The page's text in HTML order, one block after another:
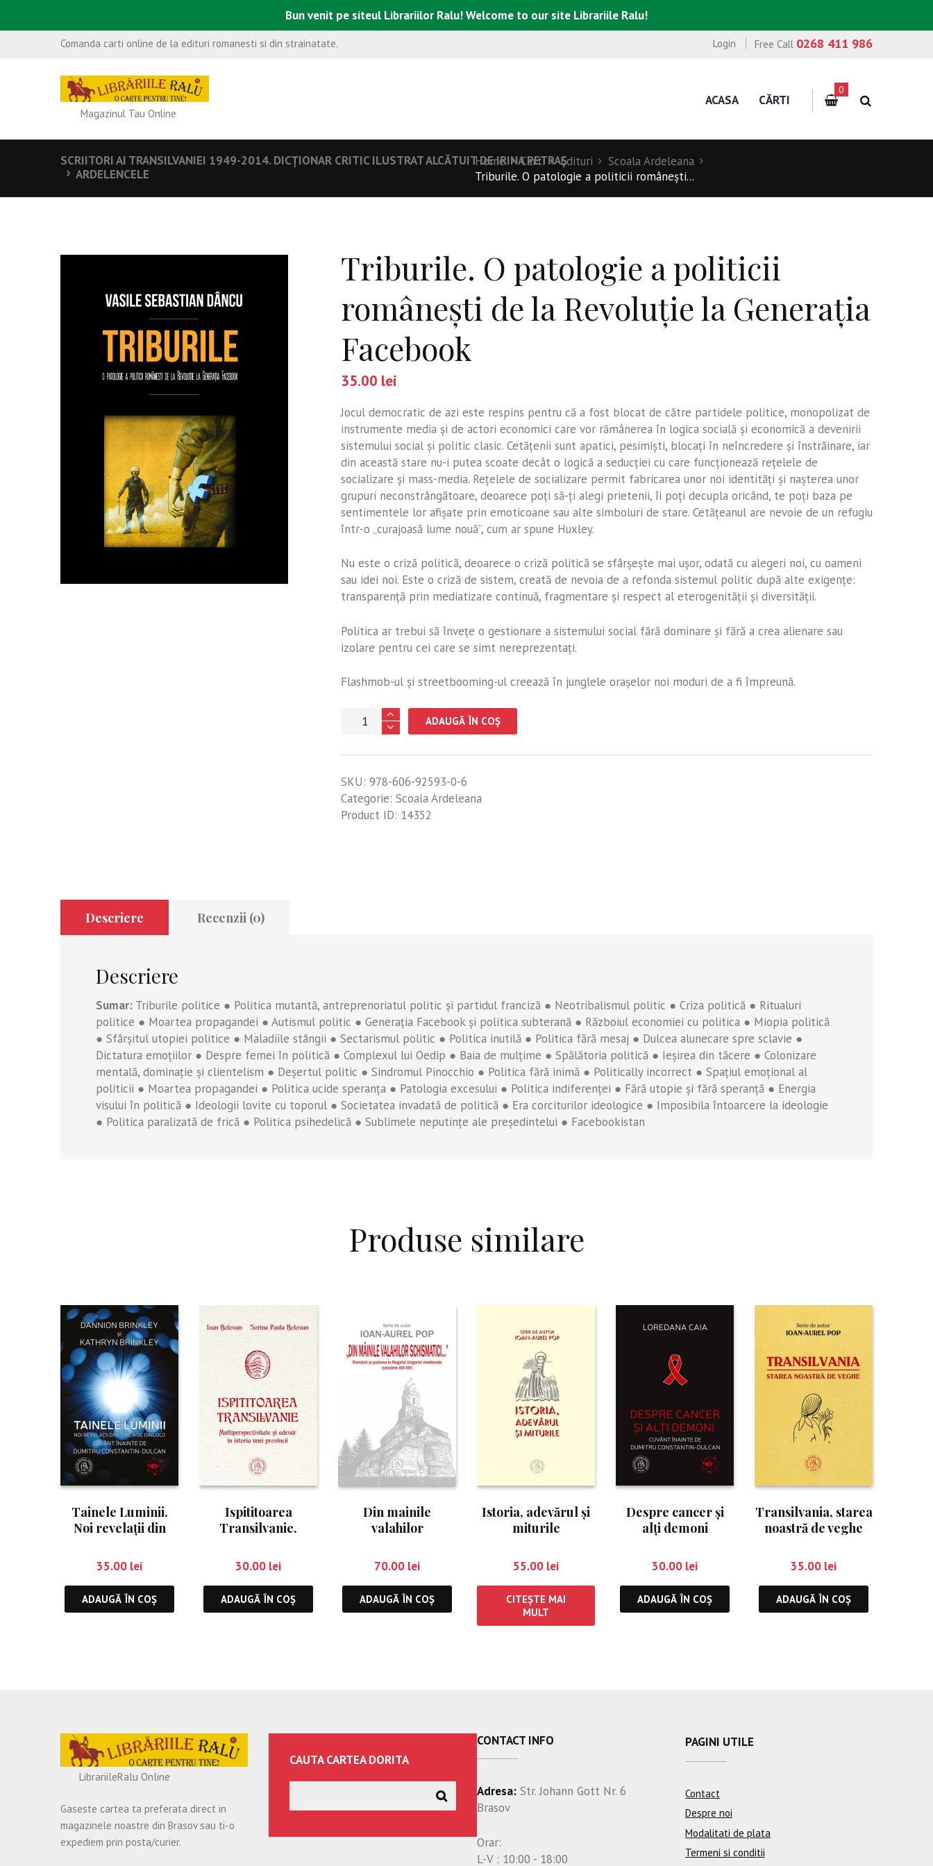
Bun venit pe siteul Librariilor Ralu! Welcome to our site Librariile Ralu!
Comanda carti online de la edituri romanesti si din strainatate. Free Call 0268 411 986
Login
Magazinul Tau Online
ACASA CĂRTI
0
SCRIITORI AI TRANSILVANIEI 1949-2014. DICȚIONAR CRITIC ILUSTRAT ALCĂTUIT DE IRINA PETRAȘ
ARDELENCELE
Home Carti Edituri
Scoala Ardeleana
Triburile. O patologie a politicii româneşti...
Triburile. O patologie a politicii
româneşti de la Revoluţie la Generaţia
Facebook
35.00 lei
Jocul democratic de azi este respins pentru că a fost blocat de către partidele politice, monopolizat de
instrumente media şi de actori economici care vor rămânerea în logica socială şi economică a devenirii
sistemului social şi politic clasic. Cetăţenii sunt apatici, pesimişti, blocaţi în neîncredere şi înstrăinare, iar
din această stare nu-i putea scoate decât o logică a seducţiei cu care funcţionează reţelele de
socializare şi mass-media. Reţelele de socializare permit fabricarea unor noi identităţi şi naşterea unor
grupuri neconstrângătoare, deoarece poţi să-ţi alegi prietenii, îi poţi decupla oricând, te poţi baza pe
sentimentele lor afişate prin emoticoane sau alte simboluri de stare. Cetăţeanul are nevoie de un refugiu
într-o „curajoasă lume nouă”, cum ar spune Huxley.
Nu este o criză politică, deoarece o criză politică se sfârşeşte mai uşor, odată cu alegeri noi, cu oameni
sau idei noi. Este o criză de sistem, creată de nevoia de a refonda sistemul politic după alte exigenţe:
transparenţă prin mediatizare continuă, fragmentare şi respect al eterogenităţii şi diversităţii.
Politica ar trebui să înveţe o gestionare a sistemului social fără dominare şi fără a crea alienare sau
izolare pentru cei care se simt nereprezentaţi.
Flashmob-ul şi streetbooming-ul creează în junglele oraşelor noi moduri de a fi împreună.
Cantitate
Triburile.
a
politicii
româneşti
ADAUGĂ ÎN COȘ
SKU: 978-606-92593-0-6
Categorie: Scoala Ardeleana
Product ID: 14352
Descriere Recenzii (0)
Descriere
Sumar: Triburile politice ● Politica mutantă, antreprenoriatul politic şi partidul franciză ● Neotribalismul politic ● Criza politică ● Ritualuri
politice ● Moartea propagandei ● Autismul politic ● Generaţia Facebook şi politica subterană ● Războiul economiei cu politica ● Miopia politică
● Sfârşitul utopiei politice ● Maladiile stângii ● Sectarismul politic ● Politica inutilă ● Politica fără mesaj ● Dulcea alunecare spre sclavie ●
Dictatura emoţiilor ● Despre femei în politică ● Complexul lui Oedip ● Baia de mulţime ● Spălătoria politică ● Ieşirea din tăcere ● Colonizare
mentală, dominaţie şi clientelism ● Deşertul politic ● Sindromul Pinocchio ● Politica fără inimă ● Politically incorrect ● Spaţiul emoţional al
politicii ● Moartea propagandei ● Politica ucide speranţa ● Patologia excesului ● Politica indiferenţei ● Fără utopie şi fără speranţă ● Energia
visului în politică ● Ideologii lovite cu toporul ● Societatea invadată de politică ● Era corciturilor ideologice ● Imposibila întoarcere la ideologie
● Politica paralizată de frică ● Politica psihedelică ● Sublimele neputinţe ale preşedintelui ● Facebookistan
Produse similare
Tainele Luminii.
Noi revelaţii din
35.00 lei
ADAUGĂ ÎN COȘ
Ispititoarea
Transilvanie.
și adevăr în istoria
unei provincii
30.00 lei
ADAUGĂ ÎN COȘ
Din mainile
valahilor
70.00 lei
ADAUGĂ ÎN COȘ
Istoria, adevărul şi
miturile
55.00 lei
CITEȘTE MAI
MULT
Despre cancer şi
alţi demoni
30.00 lei
ADAUGĂ ÎN COȘ
Transilvania, starea
noastră de veghe
35.00 lei
ADAUGĂ ÎN COȘ
LibrariileRalu Online
Gaseste cartea ta preferata direct in
magazinele noastre din Brasov sau ti-o
expediem prin posta/curier.
CAUTA CARTEA DORITA
CONTACT INFO
Adresa: Str. Johann Gott Nr. 6
Brasov
Orar:
L-V : 10:00 - 18:00
PAGINI UTILE
Contact
Despre noi
Modalitati de plata
Termeni si conditii